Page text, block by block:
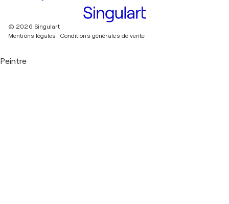
© 2026 Singulart
Mentions légales. Conditions générales de vente
Peintre